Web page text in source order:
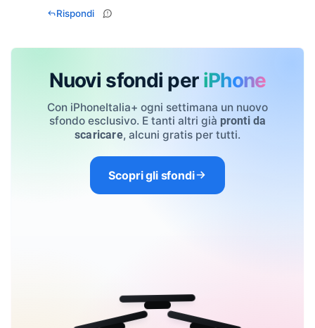
Rispondi
Nuovi sfondi per iPhone
Con iPhoneItalia+ ogni settimana un nuovo
sfondo esclusivo. E tanti altri già pronti da
scaricare, alcuni gratis per tutti.
Scopri gli sfondi